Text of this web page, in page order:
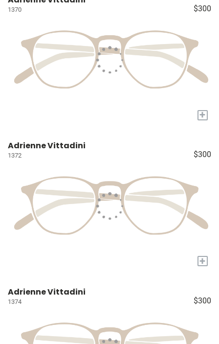
1370 $300
+
Adrienne Vittadini
1372 $300
+
Adrienne Vittadini
1374 $300